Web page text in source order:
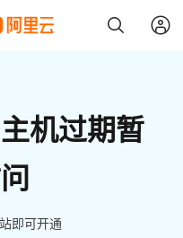
机过期暂
即可开通